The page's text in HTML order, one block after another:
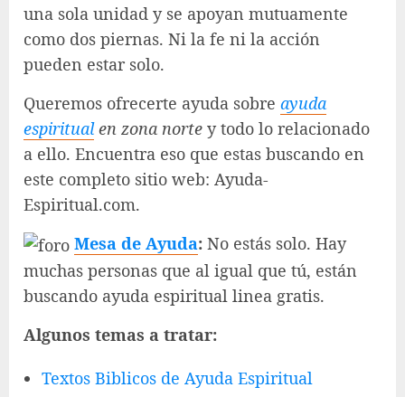
una sola unidad y se apoyan mutuamente
como dos piernas. Ni la fe ni la acción
pueden estar solo.
Queremos ofrecerte ayuda sobre ayuda
espiritualen zona norte y todo lo relacionado
a ello. Encuentra eso que estas buscando en
este completo sitio web: Ayuda-
Espiritual.com.
Mesa de Ayuda: No estás solo. Hay
muchas personas que al igual que tú, están
buscando ayuda espiritual linea gratis.
Algunos temas a tratar:
Textos Biblicos de Ayuda Espiritual